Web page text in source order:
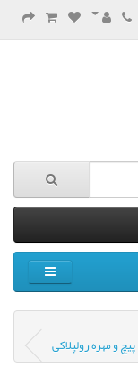
و مهره رولپلاکی